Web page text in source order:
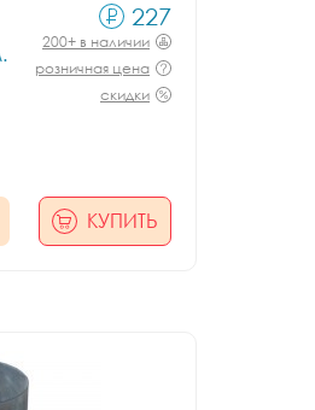
227
200+ в наличии
розничная цена
скидки
КУПИТЬ